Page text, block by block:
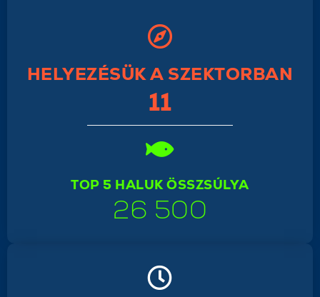
HELYEZÉSÜK A SZEKTORBAN
11
TOP 5 HALUK ÖSSZSÚLYA
26 500